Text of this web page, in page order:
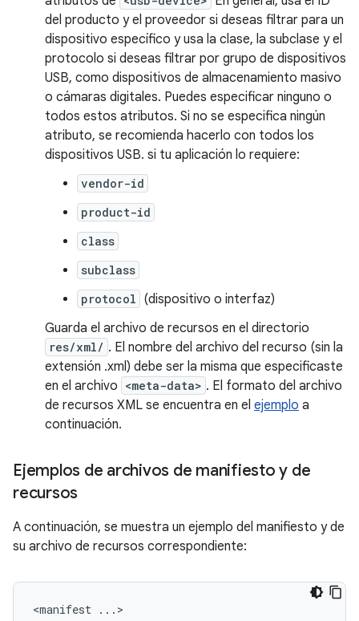
del producto y el proveedor si deseas filtrar para un
dispositivo específico y usa la clase, la subclase y el
protocolo si deseas filtrar por grupo de dispositivos
USB, como dispositivos de almacenamiento masivo
o cámaras digitales. Puedes especificar ninguno o
todos estos atributos. Si no se especifica ningún
atributo, se recomienda hacerlo con todos los
dispositivos USB. si tu aplicación lo requiere:
vendor-id
product-id
class
subclass
protocol (dispositivo o interfaz)
Guarda el archivo de recursos en el directorio
res/xml/ . El nombre del archivo del recurso (sin la
extensión .xml) debe ser la misma que especificaste
en el archivo <meta-data> . El formato del archivo
de recursos XML se encuentra en el ejemplo a
continuación.
Ejemplos de archivos de manifiesto y de
recursos
A continuación, se muestra un ejemplo del manifiesto y de
su archivo de recursos correspondiente:
<manifest